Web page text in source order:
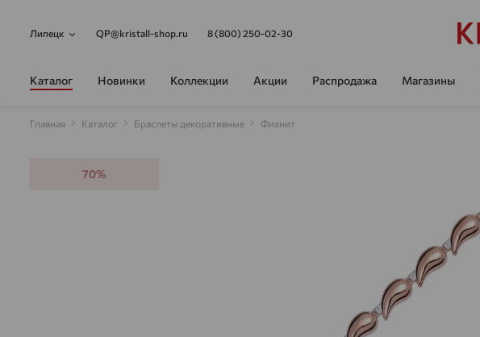
Липецк QP@kristall-shop.ru 8 (800) 250-02-30
Каталог Новинки Коллекции Акции Распродажа Магазины
Главная Каталог Браслеты декоративные Фианит
70%